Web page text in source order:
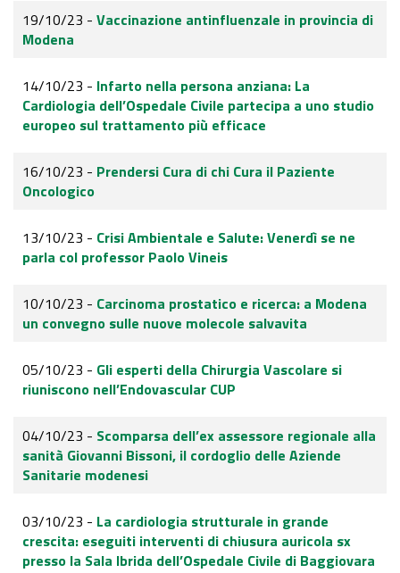
19/10/23 - Vaccinazione antinfluenzale in provincia di
Modena
14/10/23 - Infarto nella persona anziana: La
Cardiologia dell’Ospedale Civile partecipa a uno studio
europeo sul trattamento più efficace
16/10/23 - Prendersi Cura di chi Cura il Paziente
Oncologico
13/10/23 - Crisi Ambientale e Salute: Venerdì se ne
parla col professor Paolo Vineis
10/10/23 - Carcinoma prostatico e ricerca: a Modena
un convegno sulle nuove molecole salvavita
05/10/23 - Gli esperti della Chirurgia Vascolare si
riuniscono nell’Endovascular CUP
04/10/23 - Scomparsa dell’ex assessore regionale alla
sanità Giovanni Bissoni, il cordoglio delle Aziende
Sanitarie modenesi
03/10/23 - La cardiologia strutturale in grande
crescita: eseguiti interventi di chiusura auricola sx
presso la Sala Ibrida dell’Ospedale Civile di Baggiovara